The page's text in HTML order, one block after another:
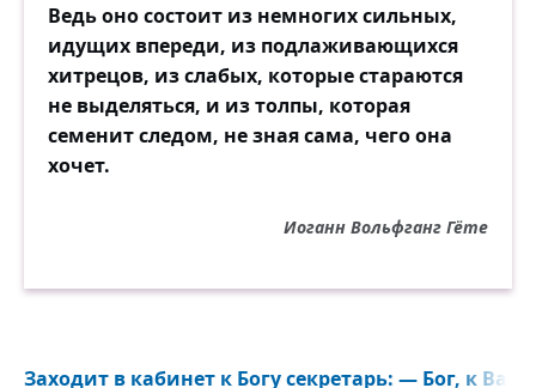
Ведь оно состоит из немногих сильных,
идущих впереди, из подлаживающихся
хитрецов, из слабых, которые стараются
не выделяться, и из толпы, которая
семенит следом, не зная сама, чего она
хочет.
Иоганн Вольфганг Гёте
Заходит в кабинет к Богу секретарь: — Бог, к